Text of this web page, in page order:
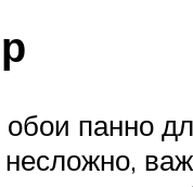
панно
несложно,